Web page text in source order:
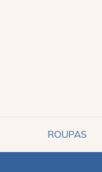
ROUPAS